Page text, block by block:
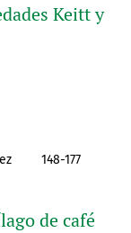
Keitt y
148-177
de café